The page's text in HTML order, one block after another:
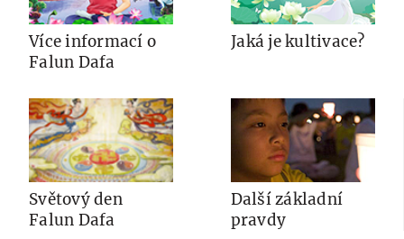
Více informací o
Falun Dafa
Jaká je kultivace?
Světový den
Falun Dafa
Další základní
pravdy